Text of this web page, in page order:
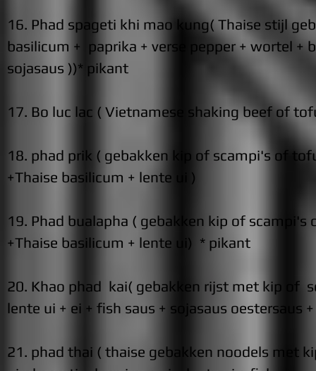
16. Phad spageti khi mao kung( Thaise stijl
basilicum + paprika + verse pepper + wortel +
sojasaus ))* pikant
17. Bo luc lac ( Vietnamese shaking beef of
18. phad prik ( gebakken kip of scampi's of
+Thaise basilicum + lente ui )
19. Phad bualapha ( gebakken kip of
+Thaise basilicum + lente ui) * pikant
20. Khao phad kai( gebakken rijst met kip of
lente ui + ei + fish saus + sojasaus oestersaus
21. phad thai ( thaise gebakken noodels met